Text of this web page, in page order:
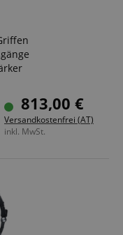
16 Eingangskanäle)
ein StudioLive
813,00 €
Versandkostenfrei (AT)
inkl. MwSt.